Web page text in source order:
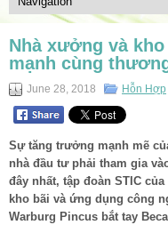
Nhà xưởng và
mạnh cùng
June 28, 2018 Hỗn Hợp
Sự tăng trưởng mạnh mẽ
nhà đầu tư phải tham gia
đây nhất, tập đoàn STIC
kho bãi và ứng dụng công
Warburg Pincus bắt tay